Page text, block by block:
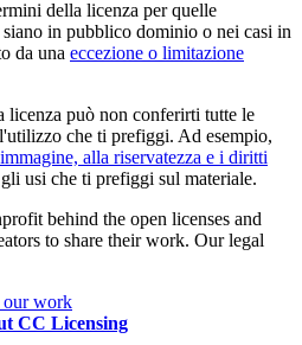
della licenza per quelle
in pubblico dominio o nei casi in
da una eccezione o limitazione
licenza può non conferirti tutte le
che ti prefiggi. Ad esempio,
alla riservatezza e i diritti
usi che ti prefiggi sul materiale.
behind the open licenses and
to share their work. Our legal
our work
CC Licensing